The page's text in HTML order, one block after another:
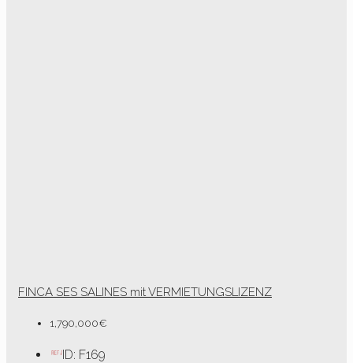
FINCA SES SALINES mit VERMIETUNGSLIZENZ
1,790,000€
ID: F169